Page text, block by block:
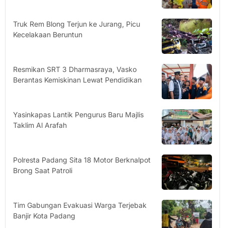
Truk Rem Blong Terjun ke Jurang, Picu
Kecelakaan Beruntun
Resmikan SRT 3 Dharmasraya, Vasko
Berantas Kemiskinan Lewat Pendidikan
Yasinkapas Lantik Pengurus Baru Majlis
Taklim Al Arafah
Polresta Padang Sita 18 Motor Berknalpot
Brong Saat Patroli
Tim Gabungan Evakuasi Warga Terjebak
Banjir Kota Padang